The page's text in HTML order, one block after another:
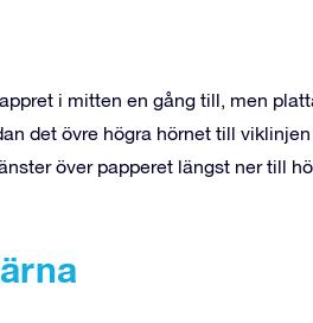
i mitten en gång till, men
det övre högra hörnet till
över papperet längst ner till